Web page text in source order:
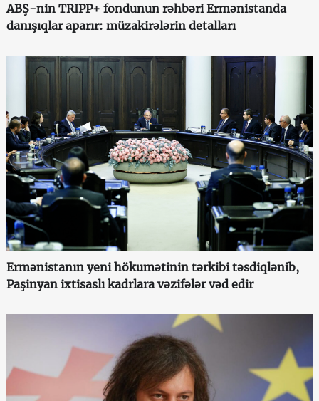
ABŞ-nin TRIPP+ fondunun rəhbəri Ermənistanda
danışıqlar aparır: müzakirələrin detalları
Ermənistanın yeni hökumətinin tərkibi təsdiqlənib,
Paşinyan ixtisaslı kadrlara vəzifələr vəd edir